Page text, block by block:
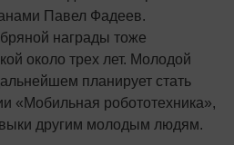
Павел Фадеев.
награды тоже
около трех лет. Молодой
планирует стать
«Мобильная робототехника»,
другим молодым людям.